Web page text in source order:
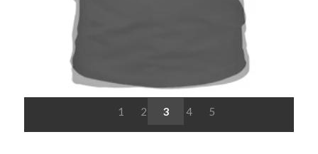
1 2 3 4 5